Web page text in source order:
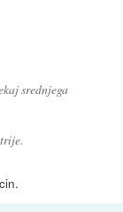
srednjega